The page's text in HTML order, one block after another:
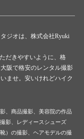
ジオは、株式会社Ryuki
だきやすいように、格
阪で格安のレンタル撮影
ませ。安いけれどハイク
、商品撮影、美容院の作品
影、レディースシューズ
）の撮影、ヘアモデルの撮